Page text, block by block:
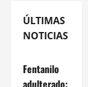
ÚLTIMAS
NOTICIAS
Fentanilo
adulterado: